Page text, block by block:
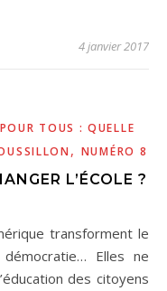
4 janvier 2017
TOUS : QUELLE
, NUMÉRO 8
L’ÉCOLE ?
Elles ne
des citoyens